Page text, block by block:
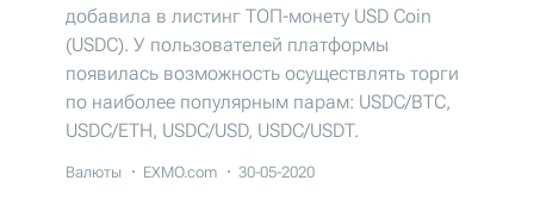
добавила в листинг ТОП-монету USD Coin
(USDC). У пользователей платформы
появилась возможность осуществлять торги
по наиболее популярным парам: USDC/BTC,
USDC/ETH, USDC/USD, USDC/USDT.
Валюты EXMO.com 30-05-2020